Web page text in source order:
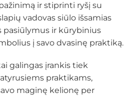
ir stiprinti ryšį su
vadovas siūlo išsamias
pasiūlymus ir kūrybinius
į savo dvasinę praktiką.​
galingas įrankis tiek
praktikams,
maginę kelionę per